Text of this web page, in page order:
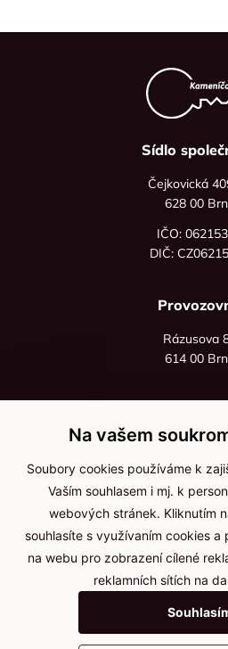
Sídlo
Čejkovická
628 00
IČO:
DIČ:
Rázusova
614 00
+420 736
Po - pá: 8:00
info@jma-
Důležité
Ochrana
Cookies
Na vašem
Soubory cookies používáme k
Vaším souhlasem i mj. k
webových stránek. Kliknutím
souhlasíte s využívaním cookies a
na webu pro zobrazení cílené
reklamních sítích na